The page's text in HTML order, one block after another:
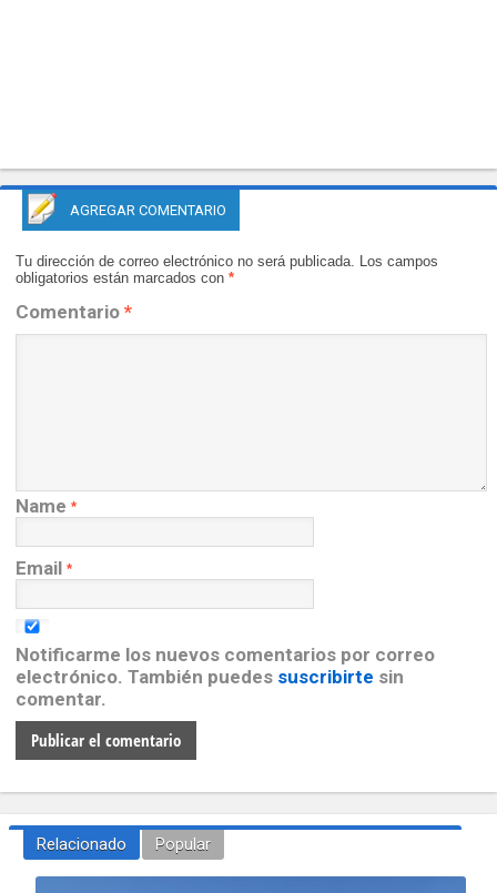
AGREGAR COMENTARIO
Tu dirección de correo electrónico no será publicada. Los campos
obligatorios están marcados con *
Comentario *
Name *
Email *
Notificarme los nuevos comentarios por correo
electrónico. También puedes suscribirte sin
comentar.
Relacionado Popular